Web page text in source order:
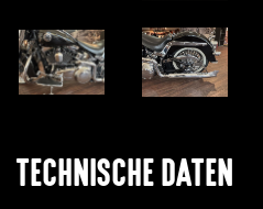
TECHNISCHE DATEN